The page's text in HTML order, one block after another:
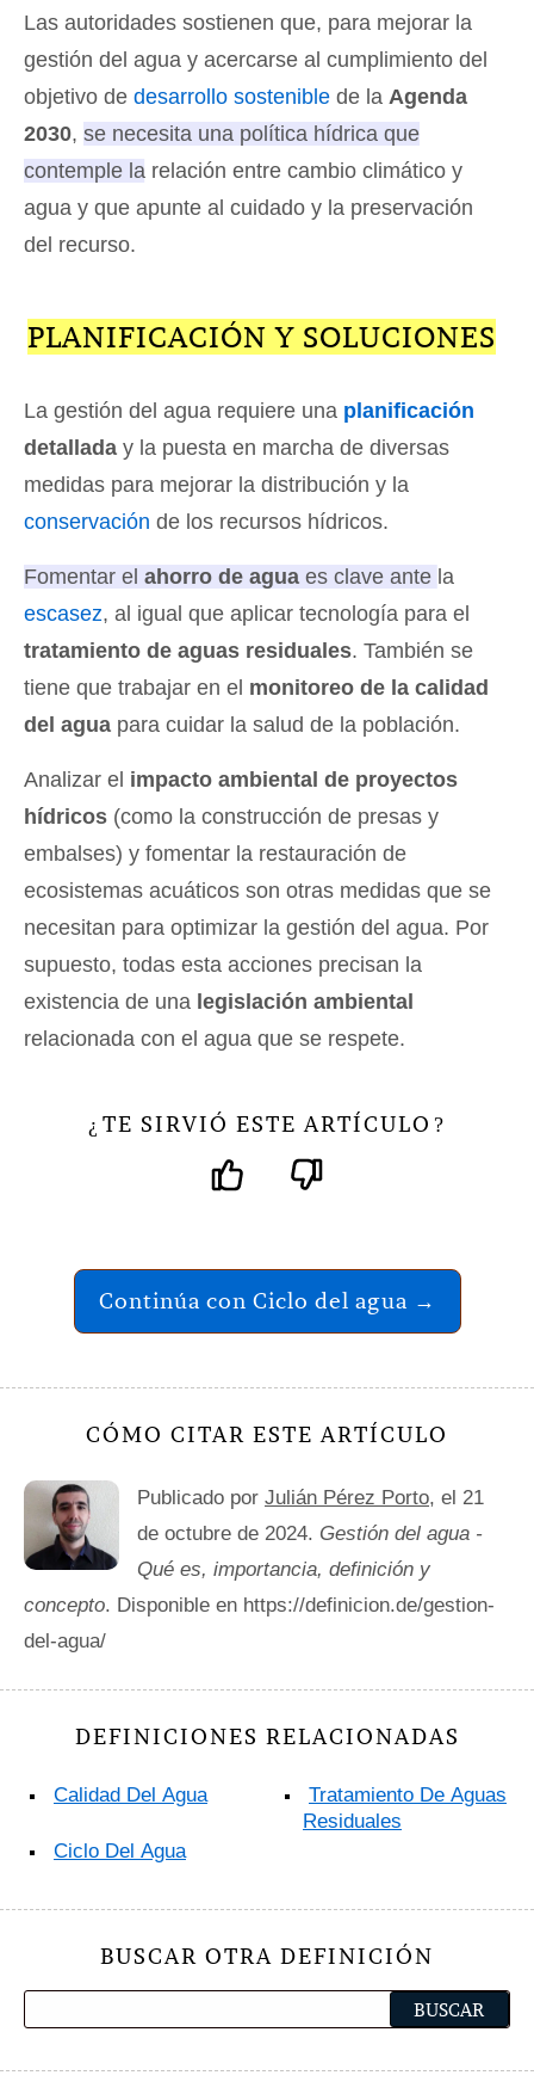
Las autoridades sostienen que, para mejorar la
gestión del agua y acercarse al cumplimiento del
objetivo de desarrollo sostenible de la Agenda
2030, se necesita una política hídrica que
contemple la relación entre cambio climático y
agua y que apunte al cuidado y la preservación
del recurso.
PLANIFICACIÓN Y SOLUCIONES
La gestión del agua requiere una planificación
detallada y la puesta en marcha de diversas
medidas para mejorar la distribución y la
conservación de los recursos hídricos.
Fomentar el ahorro de agua es clave ante la
escasez, al igual que aplicar tecnología para el
tratamiento de aguas residuales. También se
tiene que trabajar en el monitoreo de la calidad
del agua para cuidar la salud de la población.
Analizar el impacto ambiental de proyectos
hídricos (como la construcción de presas y
embalses) y fomentar la restauración de
ecosistemas acuáticos son otras medidas que se
necesitan para optimizar la gestión del agua. Por
supuesto, todas esta acciones precisan la
existencia de una legislación ambiental
relacionada con el agua que se respete.
¿ TE SIRVIÓ ESTE ARTÍCULO ?
Continúa con Ciclo del agua →
CÓMO CITAR ESTE ARTÍCULO
Publicado por Julián Pérez Porto, el 21
de octubre de 2024. Gestión del agua -
Qué es, importancia, definición y
concepto. Disponible en https://definicion.de/gestion-
del-agua/
DEFINICIONES RELACIONADAS
Calidad Del Agua
Ciclo Del Agua
Tratamiento De Aguas
Residuales
BUSCAR OTRA DEFINICIÓN